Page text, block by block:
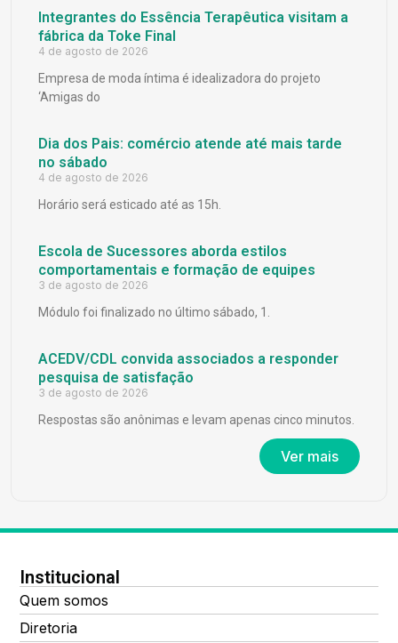
Integrantes do Essência Terapêutica visitam a
fábrica da Toke Final
4 de agosto de 2026
Empresa de moda íntima é idealizadora do projeto
‘Amigas do
Dia dos Pais: comércio atende até mais tarde
no sábado
4 de agosto de 2026
Horário será esticado até as 15h.
Escola de Sucessores aborda estilos
comportamentais e formação de equipes
3 de agosto de 2026
Módulo foi finalizado no último sábado, 1.
ACEDV/CDL convida associados a responder
pesquisa de satisfação
3 de agosto de 2026
Respostas são anônimas e levam apenas cinco minutos.
Ver mais
Institucional
Quem somos
Diretoria